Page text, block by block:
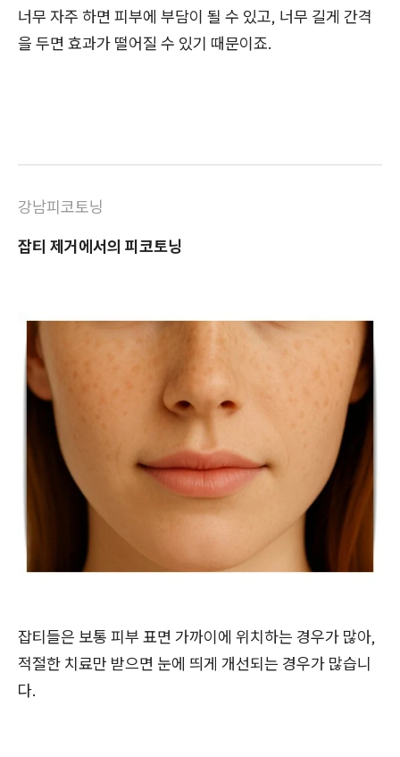
너무 자주 하면 피부에 부담이 될 수 있고, 너무 길게 간격
을 두면 효과가 떨어질 수 있기 때문이죠.
강남피코토닝
잡티 제거에서의 피코토닝
잡티들은 보통 피부 표면 가까이에 위치하는 경우가 많아,
적절한 치료만 받으면 눈에 띄게 개선되는 경우가 많습니
다.